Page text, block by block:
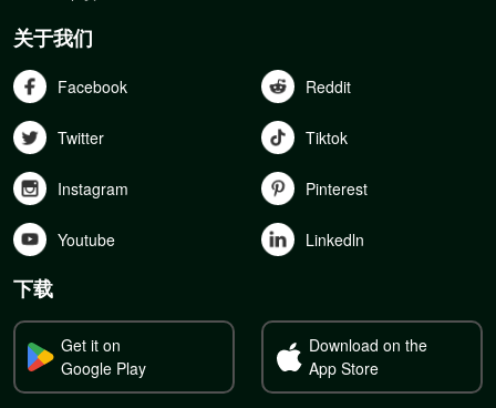
关于我们
Facebook Reddit
Twitter Tiktok
Instagram Pinterest
Youtube Linkedln
下载
Get it on
Google Play
Download on the
App Store